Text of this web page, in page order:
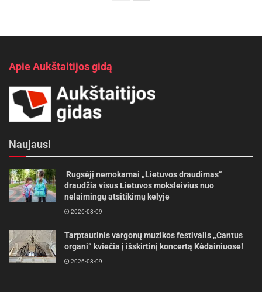
Apie Aukštaitijos gidą
Naujausi
Rugsėjį nemokamai „Lietuvos draudimas“
draudžia visus Lietuvos moksleivius nuo
nelaimingų atsitikimų kelyje
2026-08-09
Tarptautinis vargonų muzikos festivalis „Cantus
organi“ kviečia į išskirtinį koncertą Kėdainiuose!
2026-08-09